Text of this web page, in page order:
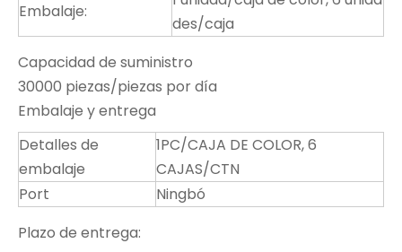
Embalaje:
des/caja
Capacidad de suministro
30000 piezas/piezas por día
Embalaje y entrega
Detalles de
embalaje
1PC/CAJA DE COLOR, 6
CAJAS/CTN
Port
Ningbó
Plazo de entrega: